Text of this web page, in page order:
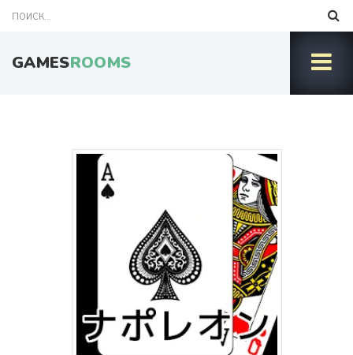
GAMESROOMS